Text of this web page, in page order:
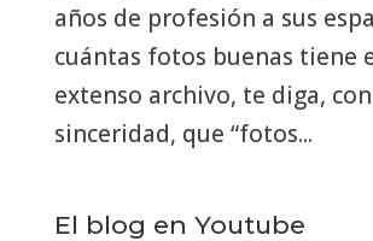
años de profesión a sus
cuántas fotos buenas tiene
extenso archivo, te diga,
sinceridad, que “fotos...
El blog en Youtube